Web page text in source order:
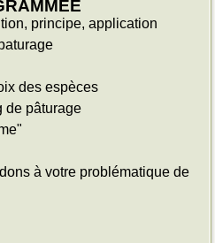
principe, application
des espèces
de pâturage
à votre problématique de